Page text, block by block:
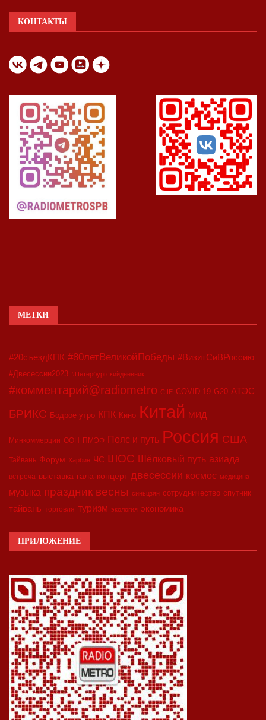
КОНТАКТЫ
МЕТКИ
#20съездКПК #80летВеликойПобеды #ВизитСиВРоссию
#Двесессии2023 #Петербургскийдневник
#комментарий@radiometro CIIE COVID-19 G20 АТЭС
БРИКС Бодрое утро КПК Кино Китай МИД
Минкоммерции ООН ПМЭФ Пояс и путь Россия США
Тайвань Форум Харбин ЧС ШОС Шёлковый путь азиада
встреча выставка гала-концерт двесессии космос медицина
музыка праздник весны синьцзян сотрудничество спутник
тайвань торговля туризм экология экономика
ПРИЛОЖЕНИЕ